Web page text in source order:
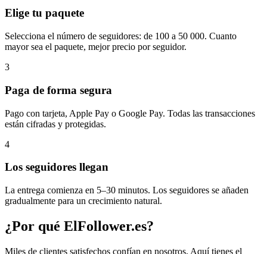
Elige tu paquete
Selecciona el número de seguidores: de 100 a 50 000. Cuanto
mayor sea el paquete, mejor precio por seguidor.
3
Paga de forma segura
Pago con tarjeta, Apple Pay o Google Pay. Todas las transacciones
están cifradas y protegidas.
4
Los seguidores llegan
La entrega comienza en 5–30 minutos. Los seguidores se añaden
gradualmente para un crecimiento natural.
¿Por qué ElFollower.es?
Miles de clientes satisfechos confían en nosotros. Aquí tienes el